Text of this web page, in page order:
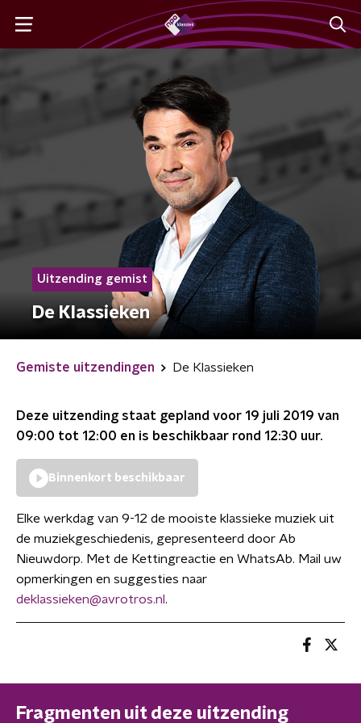
Uitzending gemist
De Klassieken
Gemiste uitzendingen De Klassieken
Deze uitzending staat gepland voor 19 juli 2019 van
09:00 tot 12:00 en is beschikbaar rond 12:30 uur.
Binnenkort beschikbaar
Elke werkdag van 9-12 de mooiste klassieke muziek uit
de muziekgeschiedenis, gepresenteerd door Ab
Nieuwdorp. Met de Kettingreactie en WhatsAb. Mail uw
opmerkingen en suggesties naar
deklassieken@avrotros.nl .
Fragmenten uit deze uitzending